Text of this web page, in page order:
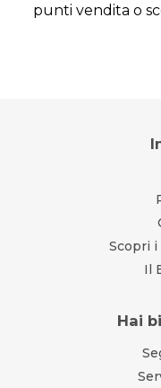
punti vendita o
Scopri
Il
Hai